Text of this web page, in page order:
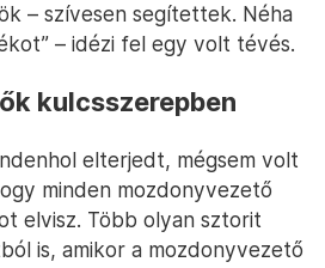
– szívesen segítettek. Néha
– idézi fel egy volt tévés.
kulcsszerepben
elterjedt, mégsem volt
minden mozdonyvezető
elvisz. Több olyan sztorit
is, amikor a mozdonyvezető